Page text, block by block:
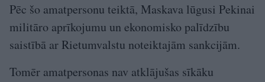
Pēc šo amatpersonu teiktā, Maskava lūgusi Pekinai
militāro aprīkojumu un ekonomisko palīdzību
saistībā ar Rietumvalstu noteiktajām sankcijām.
Tomēr amatpersonas nav atklājušas sīkāku